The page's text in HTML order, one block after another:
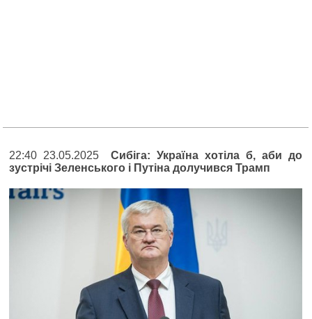
22:40 23.05.2025Сибіга: Україна хотіла б, аби до
зустрічі Зеленського і Путіна долучився Трамп